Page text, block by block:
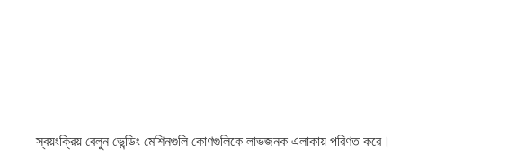
স্বয়ংক্রিয় বেলুন ভেন্ডিং মেশিনগুলি কোণগুলিকে লাভজনক এলাকায় পরিণত করে।